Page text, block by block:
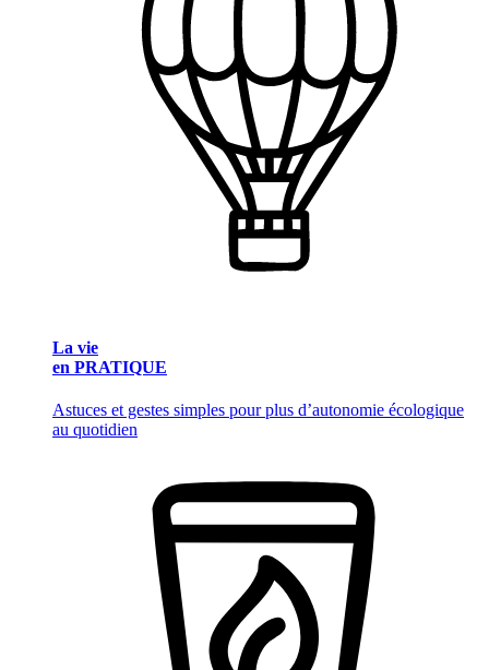
La vie
en PRATIQUE
Astuces et gestes simples pour plus d’autonomie écologique
au quotidien